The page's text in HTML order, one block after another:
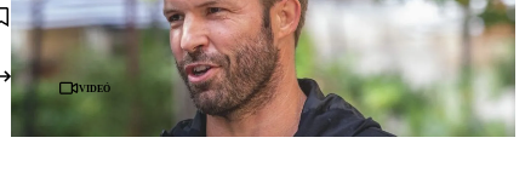
Videó